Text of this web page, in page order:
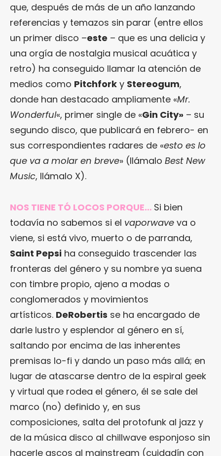
que, después de más de un año lanzando
referencias y temazos sin parar (entre ellos
un primer disco –este – que es una delicia y
una orgía de nostalgia musical acuática y
retro) ha conseguido llamar la atención de
medios como Pitchfork y Stereogum,
donde han destacado ampliamente «Mr.
Wonderful«, primer single de «Gin City» – su
segundo disco, que publicará en febrero- en
sus correspondientes radares de «esto es lo
que va a molar en breve» (llámalo Best New
Music, llámalo X).
NOS TIENE TÓ LOCOS PORQUE… Si bien
todavía no sabemos si el vaporwave va o
viene, si está vivo, muerto o de parranda,
Saint Pepsi ha conseguido trascender las
fronteras del género y su nombre ya suena
con timbre propio, ajeno a modas o
conglomerados y movimientos
artísticos. DeRobertis se ha encargado de
darle lustro y esplendor al género en sí,
saltando por encima de las inherentes
premisas lo-fi y dando un paso más allá; en
lugar de atascarse dentro de la espiral geek
y virtual que rodea el género, él se sale del
marco (no) definido y, en sus
composiciones, salta del protofunk al jazz y
de la música disco al chillwave esponjoso sin
hacerle ascos al mainstream (cuidadín con